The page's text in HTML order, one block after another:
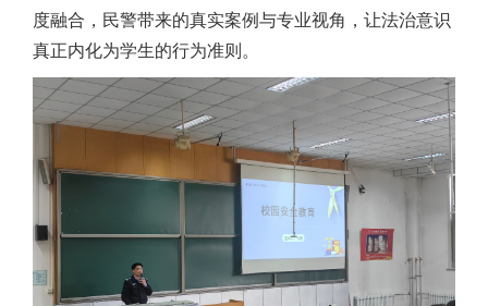
度融合，民警带来的真实案例与专业视角，让法治意识
真正内化为学生的行为准则。